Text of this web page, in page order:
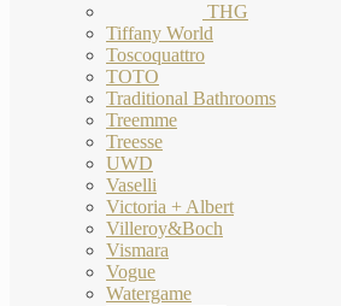
THG
Tiffany World
Toscoquattro
TOTO
Traditional Bathrooms
Treemme
Treesse
UWD
Vaselli
Victoria + Albert
Villeroy&Boch
Vismara
Vogue
Watergame